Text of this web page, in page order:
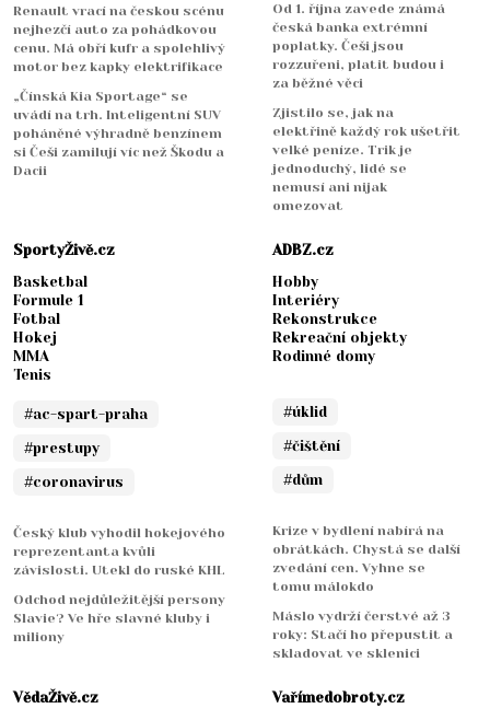
Renault vrací na českou scénu
nejhezčí auto za pohádkovou
cenu. Má obří kufr a spolehlivý
motor bez kapky elektrifikace
„Čínská Kia Sportage“ se
uvádí na trh. Inteligentní SUV
poháněné výhradně benzínem
si Češi zamilují víc než Škodu a
Dacii
Od 1. října zavede známá
česká banka extrémní
poplatky. Češi jsou
rozzuřeni, platit budou i
za běžné věci
Zjistilo se, jak na
elektřině každý rok ušetřit
velké peníze. Trik je
jednoduchý, lidé se
nemusí ani nijak
omezovat
SportyŽivě.cz
Basketbal
Formule 1
Fotbal
Hokej
MMA
Tenis
#ac-spart-praha
#prestupy
#coronavirus
Český klub vyhodil hokejového
reprezentanta kvůli
závislosti. Utekl do ruské KHL
Odchod nejdůležitější persony
Slavie? Ve hře slavné kluby i
miliony
ADBZ.cz
Hobby
Interiéry
Rekonstrukce
Rekreační objekty
Rodinné domy
#úklid
#čištění
#dům
Krize v bydlení nabírá na
obrátkách. Chystá se další
zvedání cen. Vyhne se
tomu málokdo
Máslo vydrží čerstvé až 3
roky: Stačí ho přepustit a
skladovat ve sklenici
VědaŽivě.cz
Vařímedobroty.cz